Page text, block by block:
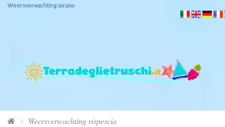
Weersverwachting sorano
Weersverwachting rispescia